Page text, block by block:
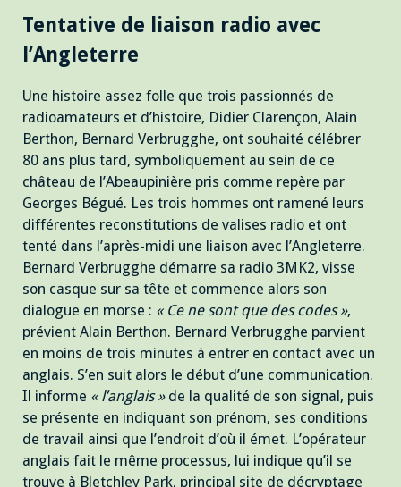
Tentative de liaison radio avec
l’Angleterre
Une histoire assez folle que trois passionnés de
radioamateurs et d’histoire, Didier Clarençon, Alain
Berthon, Bernard Verbrugghe, ont souhaité célébrer
80 ans plus tard, symboliquement au sein de ce
château de l’Abeaupinière pris comme repère par
Georges Bégué. Les trois hommes ont ramené leurs
différentes reconstitutions de valises radio et ont
tenté dans l’après-midi une liaison avec l’Angleterre.
Bernard Verbrugghe démarre sa radio 3MK2, visse
son casque sur sa tête et commence alors son
dialogue en morse : « Ce ne sont que des codes »,
prévient Alain Berthon. Bernard Verbrugghe parvient
en moins de trois minutes à entrer en contact avec un
anglais. S’en suit alors le début d’une communication.
Il informe « l’anglais »de la qualité de son signal, puis
se présente en indiquant son prénom, ses conditions
de travail ainsi que l’endroit d’où il émet. L’opérateur
anglais fait le même processus, lui indique qu’il se
trouve à Bletchley Park, principal site de décryptage